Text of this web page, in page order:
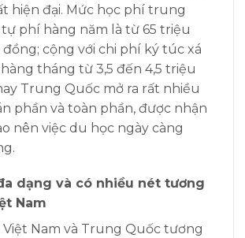
hiện đại. Mức học phí trung
phí hàng năm là từ 65 triệu
cộng với chi phí ký túc xá
tháng từ 3,5 đến 4,5 triệu
Trung Quốc mở ra rất nhiều
phần và toàn phần, được nhận
nên việc du học ngày càng
dạng và có nhiều nét tương
Nam
Việt Nam và Trung Quốc tương